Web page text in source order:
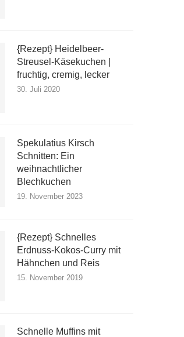
{Rezept} Heidelbeer-
Streusel-Käsekuchen |
fruchtig, cremig, lecker
30. Juli 2020
Spekulatius Kirsch
Schnitten: Ein
weihnachtlicher
Blechkuchen
19. November 2023
{Rezept} Schnelles
Erdnuss-Kokos-Curry mit
Hähnchen und Reis
15. November 2019
Schnelle Muffins mit